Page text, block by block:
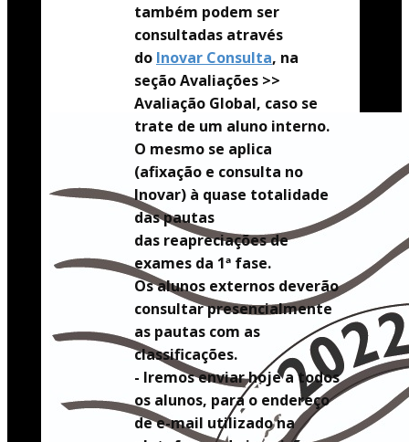
também podem ser
consultadas através
do Inovar Consulta, na
seção Avaliações >>
Avaliação Global, caso se
trate de um aluno interno.
O mesmo se aplica
(afixação e consulta no
Inovar) à quase totalidade
das pautas
das reapreciações de
exames da 1ª fase.
Os alunos externos deverão
consultar presencialmente
as pautas com as
classificações.
- Iremos enviar hoje a todos
os alunos, para o endereço
de e-mail utilizado na